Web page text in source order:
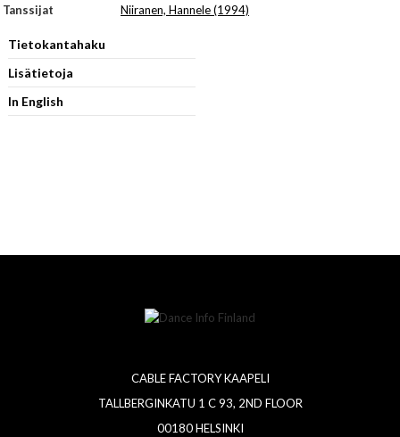
Tanssijat
Niiranen, Hannele (1994)
Tietokantahaku
Lisätietoja
In English
CABLE FACTORY KAAPELI
TALLBERGINKATU 1 C 93, 2ND FLOOR
00180 HELSINKI